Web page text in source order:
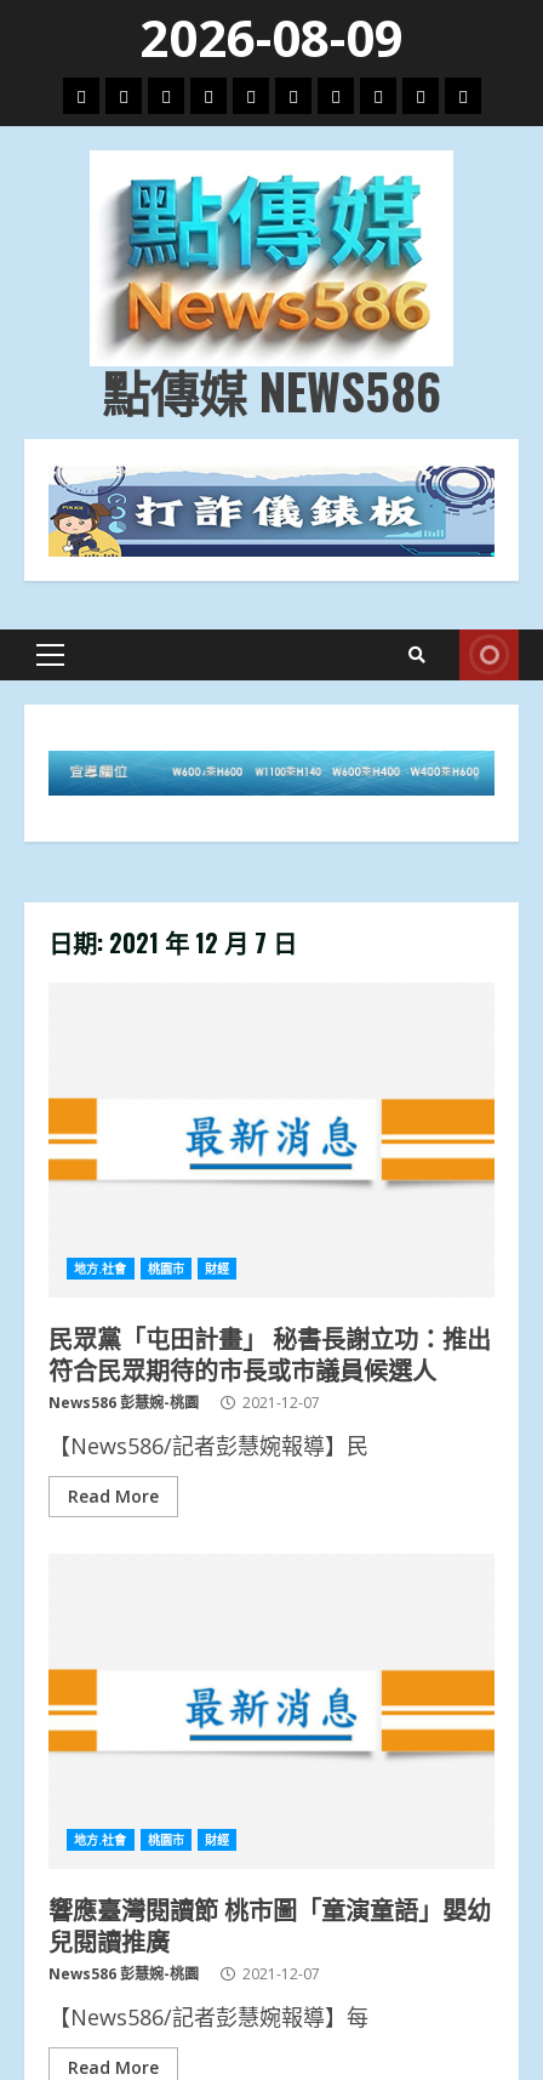
content
2026-08-09
頭
條
財
經
地
方.
會
文
教.
技
專
題
娛
樂
劇
政
治
國
際
運
動
生
活
點傳媒 NEWS586
Primary
日期: 2021 年 12 月 7 日
地方.社會 桃園市 財經
民眾黨「屯田計畫」 秘書長謝立功：推出
符合民眾期待的市長或市議員候選人
News586 彭慧婉-桃園 2021-12-07
【News586/記者彭慧婉報導】民
Read More
地方.社會 桃園市 財經
響應臺灣閱讀節 桃市圖「童演童語」嬰幼
兒閱讀推廣
News586 彭慧婉-桃園 2021-12-07
【News586/記者彭慧婉報導】每
Read More